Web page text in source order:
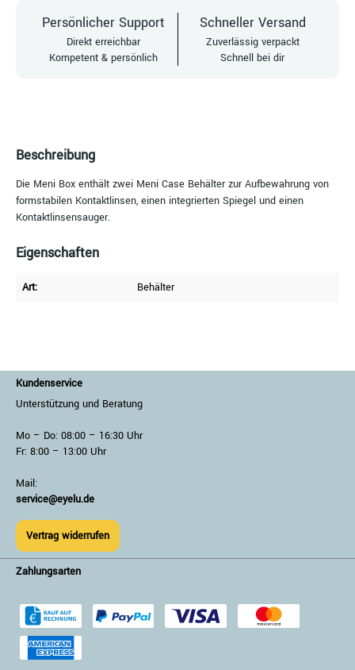
Persönlicher Support
Direkt erreichbar
Kompetent & persönlich
Schneller Versand
Zuverlässig verpackt
Schnell bei dir
Beschreibung
Die Meni Box enthält zwei Meni Case Behälter zur Aufbewahrung von
formstabilen Kontaktlinsen, einen integrierten Spiegel und einen
Kontaktlinsensauger.
Eigenschaften
Art: Behälter
Kundenservice
Unterstützung und Beratung
Mo – Do: 08:00 – 16:30 Uhr
Fr: 8:00 – 13:00 Uhr
Mail:
service@eyelu.de
Vertrag widerrufen
Zahlungsarten